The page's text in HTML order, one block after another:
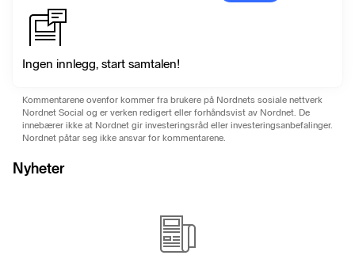
Ingen innlegg, start samtalen!
Kommentarene ovenfor kommer fra brukere på Nordnets sosiale nettverk
Nordnet Social og er verken redigert eller forhåndsvist av Nordnet. De
innebærer ikke at Nordnet gir investeringsråd eller investeringsanbefalinger.
Nordnet påtar seg ikke ansvar for kommentarene.
Nyheter